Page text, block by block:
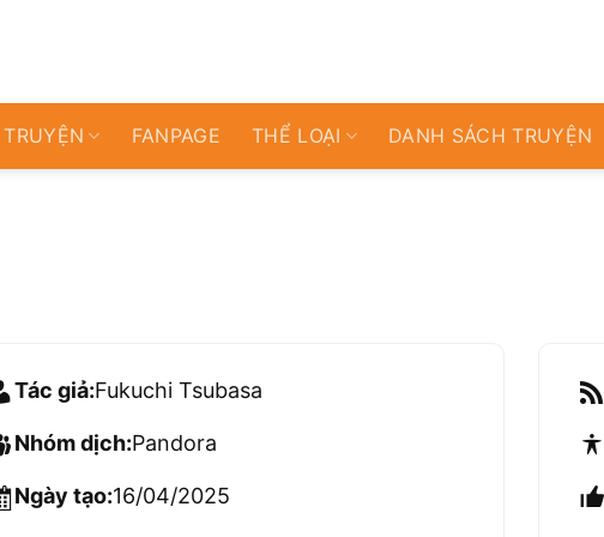
FANPAGE THỂ LOẠI DANH SÁCH TRUYỆN
Tác giả:Fukuchi Tsubasa
Nhóm dịch:Pandora
Ngày tạo:16/04/2025